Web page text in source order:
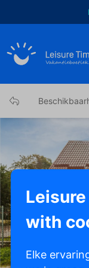
with
Elke